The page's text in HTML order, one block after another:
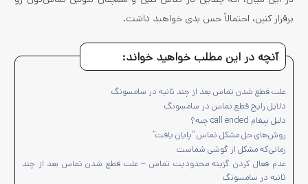
برقرار کنین، احتمالاً حس بدی خواهید داشت.
آنچه در این مطلب خواهید خواند:
علت قطع شدن تماس بعد از چند ثانیه در سامسونگ
دلایل رایج قطع تماس در سامسونگ
دلیل پیغام call ended چیه؟
روش‌های حل مشکل تماس “پایان یافت”
زمانی‌که مشکل از گوشی شماست
عدم فعال کردن گزینه محدودیت تماس – علت قطع شدن تماس بعد از چند
ثانیه در سامسونگ